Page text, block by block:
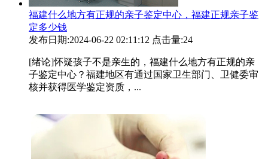
福建什么地方有正规的亲子鉴定中心，福建正规亲子鉴
定多少钱
发布日期:2024-06-22 02:11:12 点击量:24
[绪论]怀疑孩子不是亲生的，福建什么地方有正规的亲
子鉴定中心？福建地区有通过国家卫生部门、卫健委审
核并获得医学鉴定资质，...